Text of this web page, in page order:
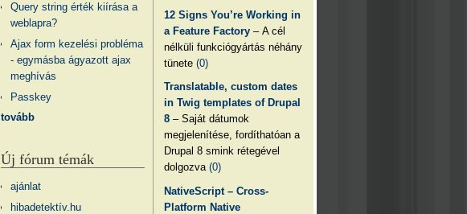
12 Signs You’re Working in
a Feature Factory – A cél
nélküli funkciógyártás néhány
tünete(0)
Translatable, custom dates
in Twig templates of Drupal
8 – Saját dátumok
megjelenítése, fordíthatóan a
Drupal 8 smink rétegével
dolgozva(0)
NativeScript – Cross-
Platform Native
Query string érték kiírása a
weblapra?
Ajax form kezelési probléma
- egymásba ágyazott ajax
meghívás
Passkey
tovább
Új fórum témák
ajánlat
hibadetektív.hu